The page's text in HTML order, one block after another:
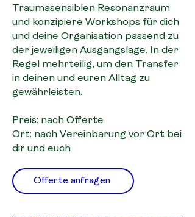
Traumasensiblen Resonanzraum
und konzipiere Workshops für dich
und deine Organisation passend zu
der jeweiligen Ausgangslage. In der
Regel mehrteilig, um den Transfer
in deinen und euren Alltag zu
gewährleisten.
Preis: ​nach Offerte
Ort: nach Vereinbarung vor Ort bei
dir und euch
Offerte anfragen